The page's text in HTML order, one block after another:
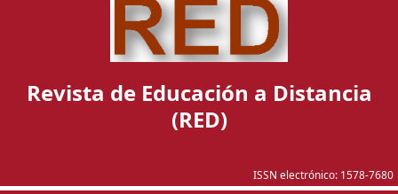
ISSN electrónico: 1578-7680
Revista de Educación a Distancia
(RED)